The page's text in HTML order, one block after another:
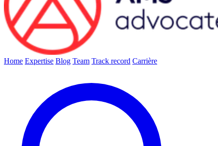
Home Expertise Blog Team Track record Carrière